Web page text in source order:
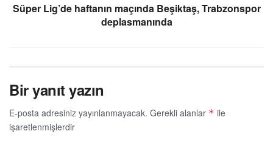
Süper Lig’de haftanın maçında Beşiktaş, Trabzonspor
deplasmanında
Bir yanıt yazın
E-posta adresiniz yayınlanmayacak. Gerekli alanlar * ile
işaretlenmişlerdir